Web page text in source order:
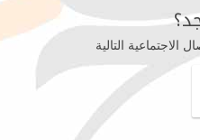
التالية